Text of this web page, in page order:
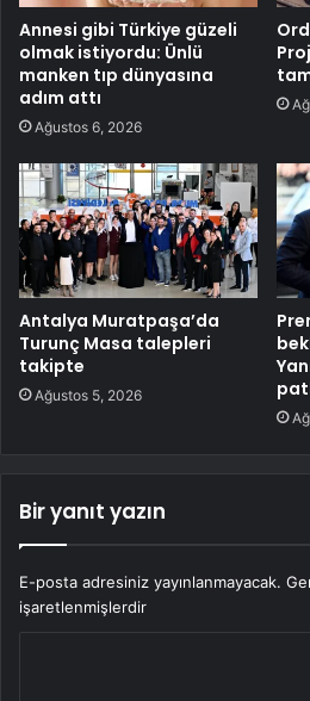
Annesi gibi Türkiye güzeli
olmak istiyordu: Ünlü
manken tıp dünyasına
adım attı
Ağustos 6, 2026
Antalya Muratpaşa’da
Turunç Masa talepleri
takipte
Ağustos 5, 2026
Bir yanıt yazın
E-posta adresiniz yayınlanmayacak.
işaretlenmişlerdir